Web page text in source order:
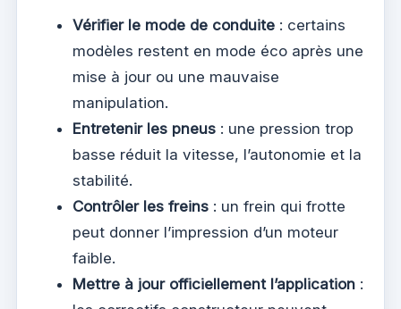
Vérifier le mode de conduite : certains
modèles restent en mode éco après une
mise à jour ou une mauvaise
manipulation.
Entretenir les pneus : une pression trop
basse réduit la vitesse, l’autonomie et la
stabilité.
Contrôler les freins : un frein qui frotte
peut donner l’impression d’un moteur
faible.
Mettre à jour officiellement l’application :